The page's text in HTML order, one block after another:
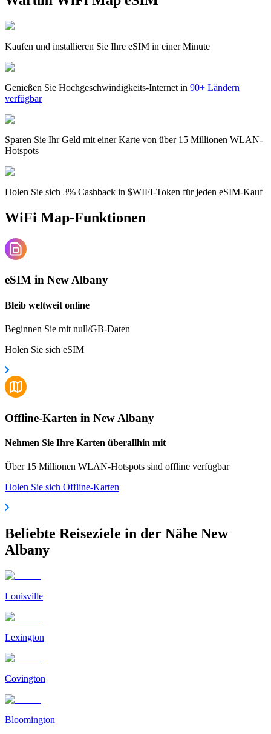
Kaufen und installieren Sie Ihre eSIM in einer Minute
Genießen Sie Hochgeschwindigkeits-Internet in 90+ Ländern
verfügbar
Sparen Sie Ihr Geld mit einer Karte von über 15 Millionen WLAN-
Hotspots
Holen Sie sich 3% Cashback in $WIFI-Token für jeden eSIM-Kauf
WiFi Map-Funktionen
eSIM in New Albany
Bleib weltweit online
Beginnen Sie mit null/GB-Daten
Holen Sie sich eSIM
Offline-Karten in New Albany
Nehmen Sie Ihre Karten überallhin mit
Über 15 Millionen WLAN-Hotspots sind offline verfügbar
Holen Sie sich Offline-Karten
Beliebte Reiseziele in der Nähe New
Albany
Louisville
Lexington
Covington
Bloomington